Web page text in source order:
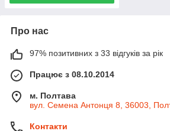
Про нас
97% позитивних з 33 відгуків за рік
Працює з 08.10.2014
м. Полтава
вул. Семена Антонця 8, 36003,
Контакти